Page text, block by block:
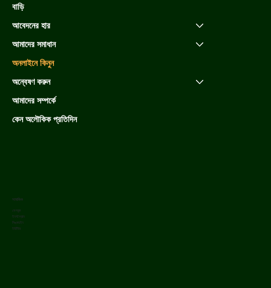
বাড়ি
আবেদনের হার
আমাদের সমাধান
অনলাইনে কিনুন
অন্বেষণ করুন
আমাদের সম্পর্কে
কেন অলৌকিক প্রতিদিন
সামাজিক
ফেসবুক
ইনস্টাগ্রাম
লিঙ্কডইন
ইউটিউব